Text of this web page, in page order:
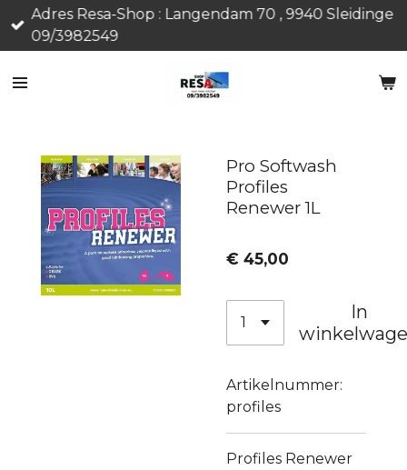
Ga
direct
de
Adres Resa-Shop : Langendam 70 , 9940 Sleidinge
09/3982549
Pro Softwash
Profiles
Renewer 1L
€ 45,00
In
Artikelnummer:
profiles
Profiles Renewer